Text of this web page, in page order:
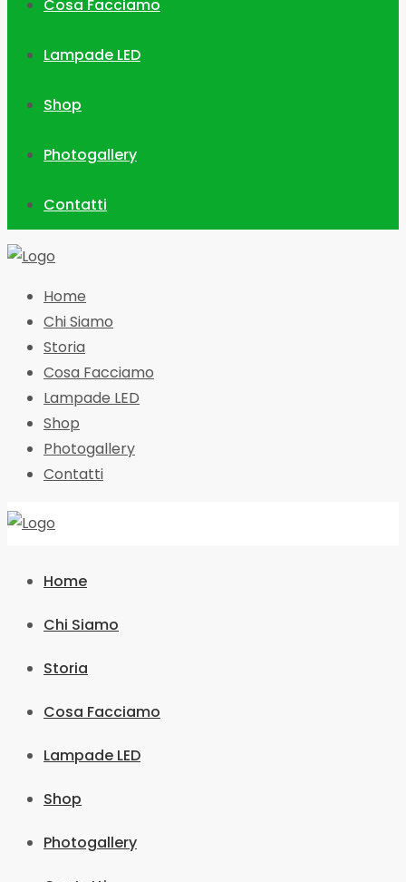
Cosa Facciamo
Lampade LED
Shop
Photogallery
Contatti
Home
Chi Siamo
Storia
Cosa Facciamo
Lampade LED
Shop
Photogallery
Contatti
Home
Chi Siamo
Storia
Cosa Facciamo
Lampade LED
Shop
Photogallery